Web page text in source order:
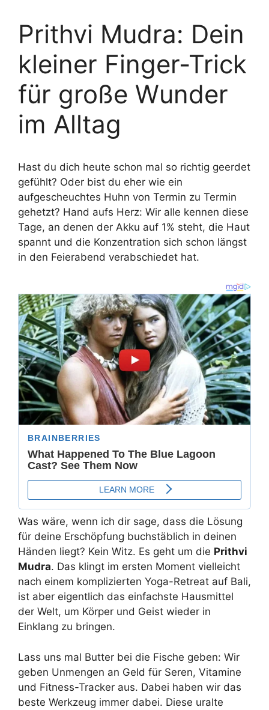
Prithvi Mudra: Dein
kleiner Finger-Trick
für große Wunder
im Alltag
Hast du dich heute schon mal so richtig geerdet
gefühlt? Oder bist du eher wie ein
aufgescheuchtes Huhn von Termin zu Termin
gehetzt? Hand aufs Herz: Wir alle kennen diese
Tage, an denen der Akku auf 1% steht, die Haut
spannt und die Konzentration sich schon längst
in den Feierabend verabschiedet hat.
Was wäre, wenn ich dir sage, dass die Lösung
für deine Erschöpfung buchstäblich in deinen
Händen liegt? Kein Witz. Es geht um die Prithvi
Mudra. Das klingt im ersten Moment vielleicht
nach einem komplizierten Yoga-Retreat auf Bali,
ist aber eigentlich das einfachste Hausmittel
der Welt, um Körper und Geist wieder in
Einklang zu bringen.
Lass uns mal Butter bei die Fische geben: Wir
geben Unmengen an Geld für Seren, Vitamine
und Fitness-Tracker aus. Dabei haben wir das
beste Werkzeug immer dabei. Diese uralte